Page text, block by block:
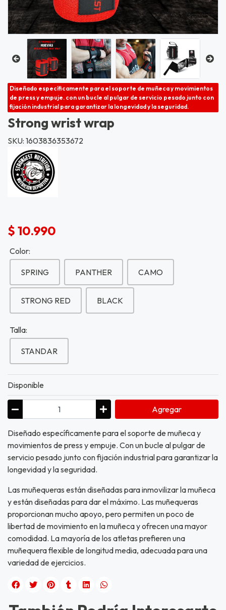
Diseñado específicamente para el soporte de muñeca y movimientos
de press y empuje. con un bucle al pulgar de servicio pesado junto con
fijación industrial para garantizar la longevidad y la seguridad.
Strong wrist wrap
SKU: 1603836353672
$ 10.990
Color:
SPRING PANTHER CAMO
STRONG RED BLACK
Talla:
STANDAR
Disponible
Agregar
Diseñado específicamente para el soporte de muñeca y
movimientos de press y empuje. Con un bucle al pulgar de
servicio pesado junto con fijación industrial para garantizar la
longevidad y la seguridad.
Las muñequeras están diseñadas para inmovilizar la muñeca
y están diseñadas para dar el máximo. Las muñequeras
proporcionan mucho apoyo, pero permiten un poco de
libertad de movimiento en la muñeca y ofrecen una mayor
comodidad. La mayoría de los atletas prefieren una
muñequera flexible de longitud media, adecuada para una
variedad de ejercicios.